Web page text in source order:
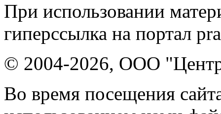
При использовании
гиперссылка на портал
© 2004-2026, ООО "Центр
Во время посещения